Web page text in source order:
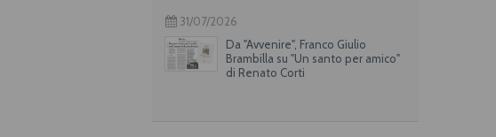
31/07/2026
Da "Avvenire", Franco Giulio
Brambilla su "Un santo per amico"
di Renato Corti